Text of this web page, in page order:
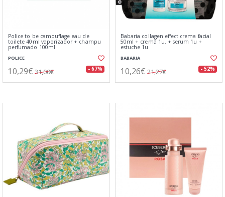
Police to be camouflage eau de
toilete 40ml vaporizador + champu
perfumado 100ml
POLICE
10,29€ 31,00€ - 67%
Babaria collagen effect crema facial
50ml + crema 1u. + serum 1u +
estuche 1u
BABARIA
10,26€ 21,27€ - 52%